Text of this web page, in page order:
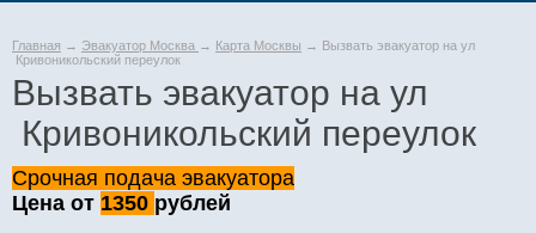
Главная → Эвакуатор Москва → Карта Москвы → Вызвать эвакуатор на ул
Кривоникольский переулок
Вызвать эвакуатор на ул
Кривоникольский переулок
Срочная подача эвакуатора
Цена от 1350 рублей